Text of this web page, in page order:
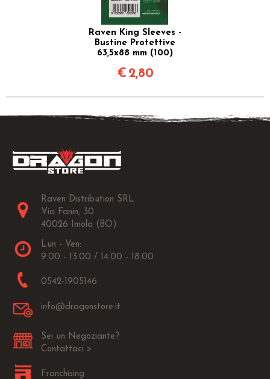
Raven King Sleeves -
Bustine Protettive
63,5x88 mm (100)
€ 2,80
Raven Distribution SRL
Via Fanin, 30
40026 Imola (BO)
Lun - Ven:
9.00 - 13.00 / 14.00 - 18.00
0542-1905146
info@dragonstore.it
Sei un Negoziante?
Contattaci >
Franchising